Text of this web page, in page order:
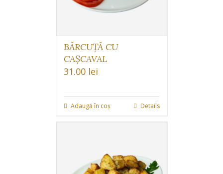
BĂRCUȚĂ CU
CAȘCAVAL
31.00 lei
Adaugă în coș Details